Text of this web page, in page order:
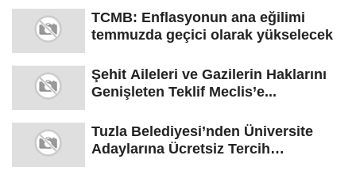
temmuzda geçici olarak yükselecek
Genişleten Teklif Meclis’e...
Tuzla Belediyesi’nden Üniversite
Danışmanlığı